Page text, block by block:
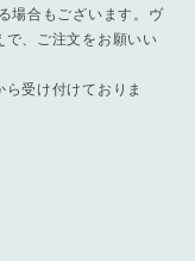
場合もございます。ヴ
で、ご注文をお願いい
受け付けておりま